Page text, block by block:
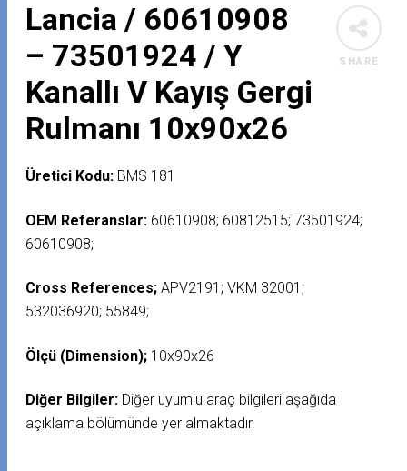
SHARE
Lancia / 60610908
– 73501924 / Y
Kanallı V Kayış Gergi
Rulmanı 10x90x26
Üretici Kodu: BMS 181
OEM Referanslar: 60610908; 60812515; 73501924;
60610908;
Cross References; APV2191; VKM 32001;
532036920; 55849;
Ölçü (Dimension); 10x90x26
Diğer Bilgiler: Diğer uyumlu araç bilgileri aşağıda
açıklama bölümünde yer almaktadır.